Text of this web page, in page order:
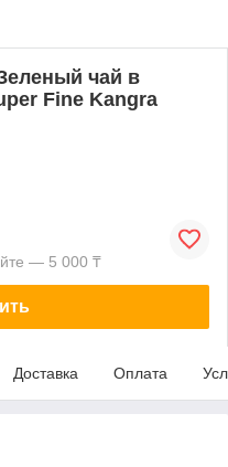
чай в
Fine Kangra
— 5 000 ₸
Доставка Оплата